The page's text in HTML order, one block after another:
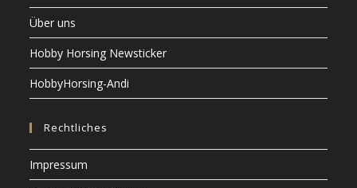
Über uns
Hobby Horsing Newsticker
HobbyHorsing-Andi
Rechtliches
Impressum